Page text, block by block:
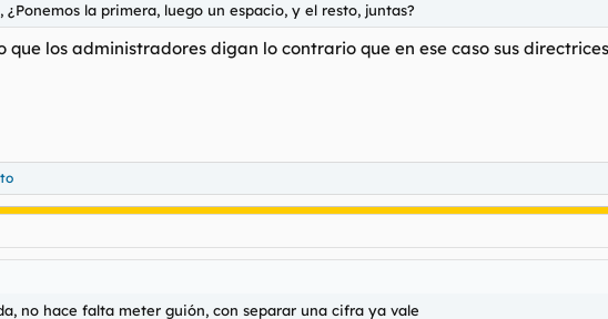
¿Ponemos la primera, luego un espacio, y el resto, juntas?
que los administradores digan lo contrario que en ese caso sus
no hace falta meter guión, con separar una cifra ya vale